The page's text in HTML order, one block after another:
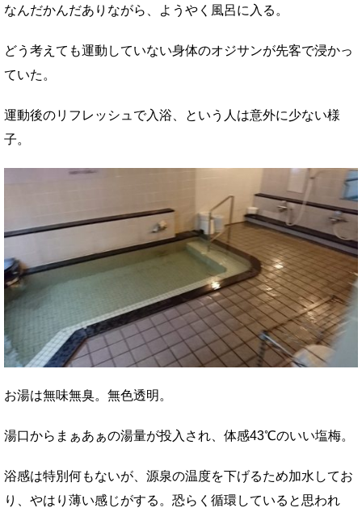
なんだかんだありながら、ようやく風呂に入る。
どう考えても運動していない身体のオジサンが先客で浸かっ
ていた。
運動後のリフレッシュで入浴、という人は意外に少ない様
子。
お湯は無味無臭。無色透明。
湯口からまぁあぁの湯量が投入され、体感43℃のいい塩梅。
浴感は特別何もないが、源泉の温度を下げるため加水してお
り、やはり薄い感じがする。恐らく循環していると思われ